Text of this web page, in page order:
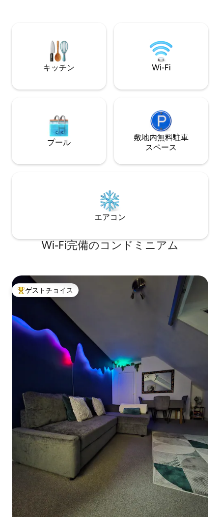
あり、すべてに専用バスルームがありま
す（2つのベッドルームは海の眺めが楽し
めます）。崖の上にある広い庭園からは
美しい海の景色が見えます。
キッチン Wi-Fi
プール
敷地内無料駐⁠車
ス⁠ペ⁠ー⁠ス
エアコン
Wi-Fi完備のコンドミニアム
大好評のゲストチョイスです。
ゲストチョイス